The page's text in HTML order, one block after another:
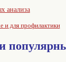
анализа
для профилактики